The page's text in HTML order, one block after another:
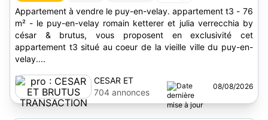
Appartement à vendre le puy-en-velay. appartement t3 - 76
m² - le puy-en-velay romain ketterer et julia verrecchia by
césar & brutus, vous proposent en exclusivité cet
appartement t3 situé au coeur de la vieille ville du puy-en-
velay....
CESAR ET
BRUTUS
TRANSACTION
704 annonces
08/08/2026